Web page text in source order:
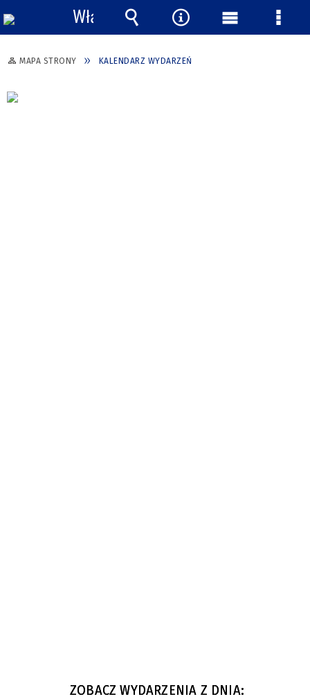
MAPA STRONY KALENDARZ WYDARZEŃ
ZOBACZ WYDARZENIA Z DNIA:
Włącz
powiadomienia
Wyszukiwarka
Narzędzia
Menu Menu